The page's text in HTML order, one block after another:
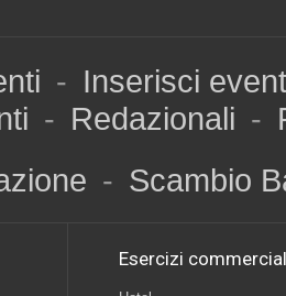
- Inserisci
- Redazionali -
- Scambio
Esercizi